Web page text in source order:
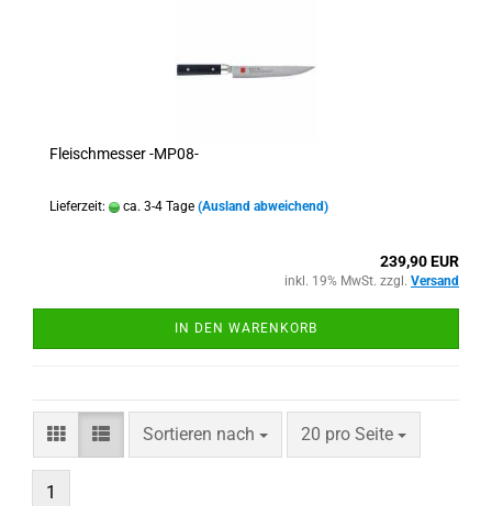
Fleischmesser -MP08-
Lieferzeit: ca. 3-4 Tage (Ausland abweichend)
239,90 EUR
inkl. 19% MwSt. zzgl. Versand
IN DEN WARENKORB
Sortieren nach
Sortieren nach 20 pro Seite
pro Seite
1